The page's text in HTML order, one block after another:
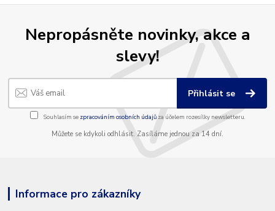
Nepropásněte novinky, akce a
slevy!
Přihlásit se
Souhlasím se zpracováním osobních údajůza účelem rozesílky newsletteru.
Můžete se kdykoli odhlásit. Zasíláme jednou za 14 dní.
Informace pro zákazníky